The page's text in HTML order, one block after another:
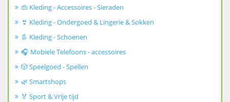
👜 Kleding - Accessoires - Sieraden
👙 Kleding - Ondergoed & Lingerie & Sokken
👢 Kleding - Schoenen
🎧 Mobiele Telefoons - accessoires
🎲 Speelgoed - Spellen
🌿 Smartshops
🏅 Sport & Vrije tijd